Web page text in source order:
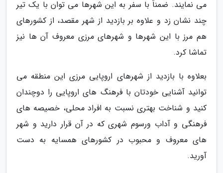
می نمایند. ضمناً با سفر به این شهرها می توان با یک تیر
چند نشان زد و علاوه بر بازدید از شهر مقصد، از کشورهای
هم مرز با این شهرها و شهرهای مرزی معروف آن ها نیز
تماشا کرد.
بعلاوه با بازدید از شهرهای اروپایی مرزی این منطقه می
توانید آشنایی خودتان با فرهنگ های اروپایی را دوچندان
کنید و شناخت بهتری نسبت به افراد محلی، خصیصه های
فرهنگی و آداب ورسوم شهری که در آن قرار دارید و شهر
های معروف و محبوب در کشورهای همسایه به دست
آورید.